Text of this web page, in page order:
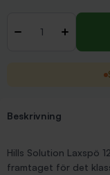
- +
Beskrivning
Hills Solution Laxspö
framtaget för det